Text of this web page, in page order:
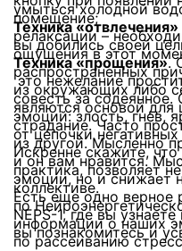
умыться холодной
помещение;
Техника «отвлечения»
релаксации –
вы добились своей
ощущения в этот
Техника «прощения».
распространенных
это нежелание
из окружающих либо
совесть за
являются основой для
эмоций: злость, гнев,
страдание. Часто
от цепочки
из другой. Мысленно
Искренне скажите,
и он вам нравится.
практика, позволяет
эмоции, но и снижает
коллективе.
Есть еще одно верное
по
NEPS-1,где вы узнаете
информации о наших
вы познакомитесь и
по рассеиванию